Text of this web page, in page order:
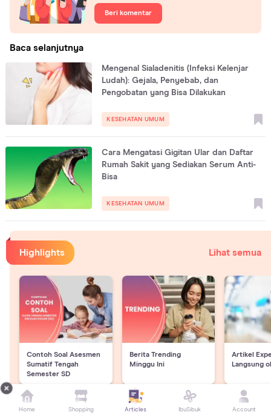
Beri komentar
Baca selanjutnya
Mengenal Sialadenitis (Infeksi Kelenjar
Ludah): Gejala, Penyebab, dan
Pengobatan yang Bisa Dilakukan
KESEHATAN UMUM
Cara Mengatasi Gigitan Ular dan Daftar
Rumah Sakit yang Sediakan Serum Anti-
Bisa
KESEHATAN UMUM
Highlights Lihat semua
Contoh Soal Asesmen
Sumatif Tengah
Semester SD
Berita Trending
Minggu Ini
Artikel
Langsung
Home Shopping Articles IbuSibuk Account